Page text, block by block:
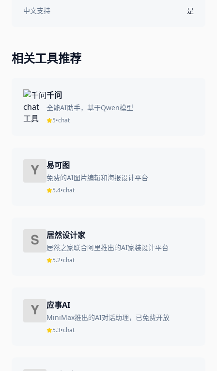
中文支持
是
相关工具推荐
千问
全能AI助手，基于Qwen模型
5•chat
易可图
免费的AI图片编辑和海报设计平台
5.4•chat
居然设计家
居然之家联合阿里推出的AI家装设计平台
5.2•chat
应事AI
MiniMax推出的AI对话助理，已免费开放
5.3•chat